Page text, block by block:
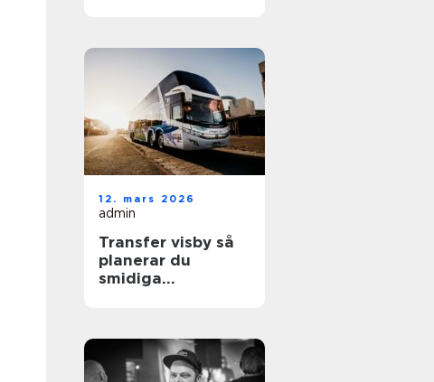
12. mars 2026
admin
Transfer visby så
planerar du
smidiga